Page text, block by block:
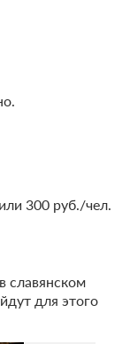
300 руб./чел.
славянском
для этого